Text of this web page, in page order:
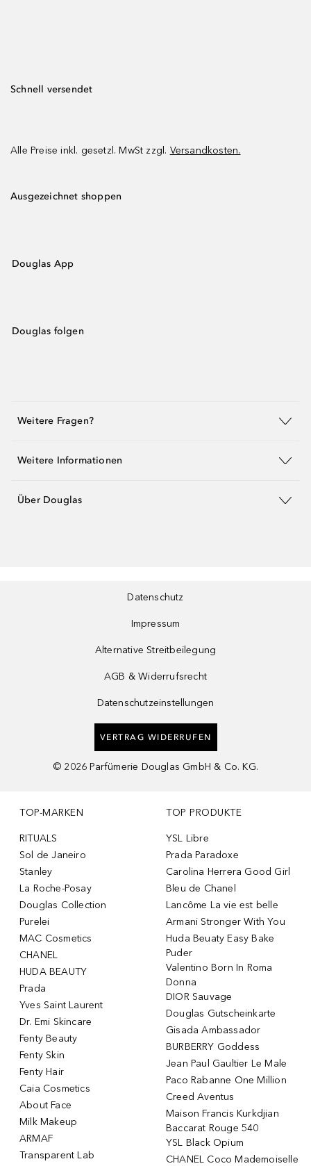
Schnell versendet
Alle Preise inkl. gesetzl. MwSt zzgl. Versandkosten.
Ausgezeichnet shoppen
Douglas App
Douglas folgen
Weitere Fragen?
Weitere Informationen
Über Douglas
Datenschutz
Impressum
Alternative Streitbeilegung
AGB & Widerrufsrecht
Datenschutzeinstellungen
VERTRAG WIDERRUFEN
© 2026 Parfümerie Douglas GmbH & Co. KG.
TOP-MARKEN
RITUALS
Sol de Janeiro
Stanley
La Roche-Posay
Douglas Collection
Purelei
MAC Cosmetics
CHANEL
HUDA BEAUTY
Prada
Yves Saint Laurent
Dr. Emi Skincare
Fenty Beauty
Fenty Skin
Fenty Hair
Caia Cosmetics
About Face
Milk Makeup
ARMAF
Transparent Lab
TOP PRODUKTE
YSL Libre
Prada Paradoxe
Carolina Herrera Good Girl
Bleu de Chanel
Lancôme La vie est belle
Armani Stronger With You
Huda Beuaty Easy Bake
Puder
Valentino Born In Roma
Donna
DIOR Sauvage
Douglas Gutscheinkarte
Gisada Ambassador
BURBERRY Goddess
Jean Paul Gaultier Le Male
Paco Rabanne One Million
Creed Aventus
Maison Francis Kurkdjian
Baccarat Rouge 540
YSL Black Opium
CHANEL Coco Mademoiselle